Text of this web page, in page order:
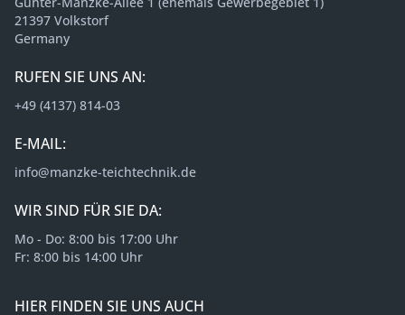
21397 Volkstorf
Germany
RUFEN SIE UNS AN:
+49 (4137) 814-03
E-MAIL:
info@manzke-teichtechnik.de
WIR SIND FÜR SIE DA:
Mo - Do: 8:00 bis 17:00 Uhr
Fr: 8:00 bis 14:00 Uhr
HIER FINDEN SIE UNS AUCH